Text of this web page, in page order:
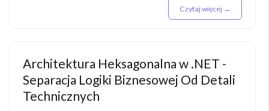
Czytaj więcej →
Architektura Heksagonalna w .NET -
Separacja Logiki Biznesowej Od Detali
Technicznych